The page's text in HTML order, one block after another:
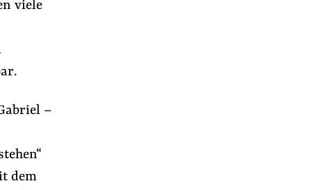
viele
–
dem